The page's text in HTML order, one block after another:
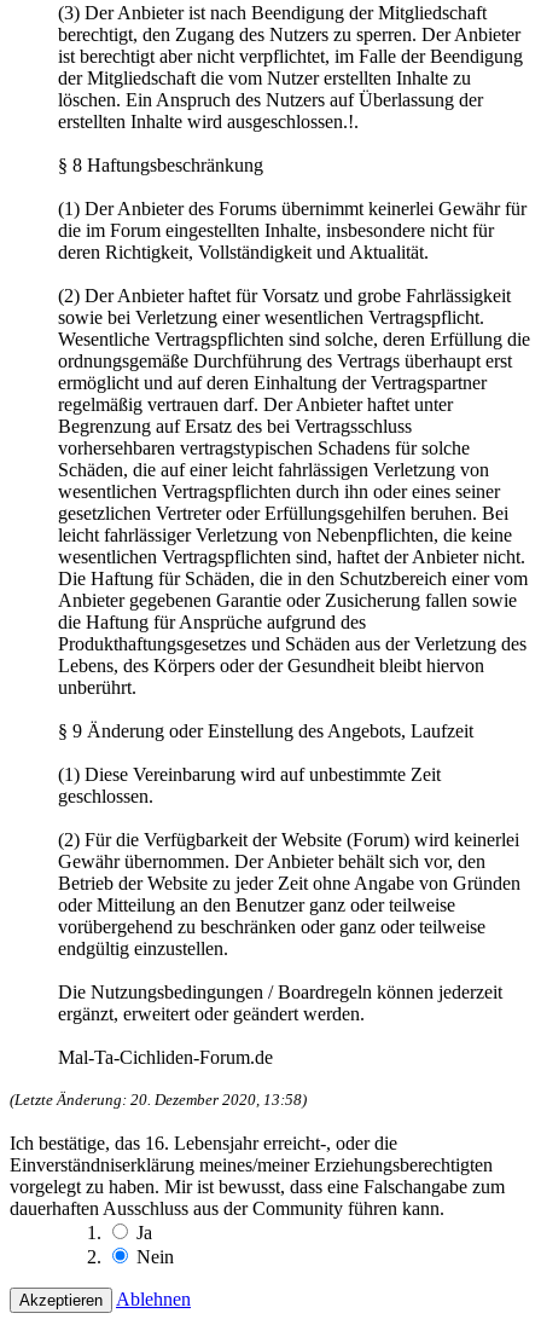
(3) Der Anbieter ist nach Beendigung der Mitgliedschaft
berechtigt, den Zugang des Nutzers zu sperren. Der Anbieter
ist berechtigt aber nicht verpflichtet, im Falle der Beendigung
der Mitgliedschaft die vom Nutzer erstellten Inhalte zu
löschen. Ein Anspruch des Nutzers auf Überlassung der
erstellten Inhalte wird ausgeschlossen.!.
§ 8 Haftungsbeschränkung
(1) Der Anbieter des Forums übernimmt keinerlei Gewähr für
die im Forum eingestellten Inhalte, insbesondere nicht für
deren Richtigkeit, Vollständigkeit und Aktualität.
(2) Der Anbieter haftet für Vorsatz und grobe Fahrlässigkeit
sowie bei Verletzung einer wesentlichen Vertragspflicht.
Wesentliche Vertragspflichten sind solche, deren Erfüllung die
ordnungsgemäße Durchführung des Vertrags überhaupt erst
ermöglicht und auf deren Einhaltung der Vertragspartner
regelmäßig vertrauen darf. Der Anbieter haftet unter
Begrenzung auf Ersatz des bei Vertragsschluss
vorhersehbaren vertragstypischen Schadens für solche
Schäden, die auf einer leicht fahrlässigen Verletzung von
wesentlichen Vertragspflichten durch ihn oder eines seiner
gesetzlichen Vertreter oder Erfüllungsgehilfen beruhen. Bei
leicht fahrlässiger Verletzung von Nebenpflichten, die keine
wesentlichen Vertragspflichten sind, haftet der Anbieter nicht.
Die Haftung für Schäden, die in den Schutzbereich einer vom
Anbieter gegebenen Garantie oder Zusicherung fallen sowie
die Haftung für Ansprüche aufgrund des
Produkthaftungsgesetzes und Schäden aus der Verletzung des
Lebens, des Körpers oder der Gesundheit bleibt hiervon
unberührt.
§ 9 Änderung oder Einstellung des Angebots, Laufzeit
(1) Diese Vereinbarung wird auf unbestimmte Zeit
geschlossen.
(2) Für die Verfügbarkeit der Website (Forum) wird keinerlei
Gewähr übernommen. Der Anbieter behält sich vor, den
Betrieb der Website zu jeder Zeit ohne Angabe von Gründen
oder Mitteilung an den Benutzer ganz oder teilweise
vorübergehend zu beschränken oder ganz oder teilweise
endgültig einzustellen.
Die Nutzungsbedingungen / Boardregeln können jederzeit
ergänzt, erweitert oder geändert werden.
Mal-Ta-Cichliden-Forum.de
(Letzte Änderung: 20. Dezember 2020, 13:58)
Ich bestätige, das 16. Lebensjahr erreicht-, oder die
Einverständniserklärung meines/meiner Erziehungsberechtigten
vorgelegt zu haben. Mir ist bewusst, dass eine Falschangabe zum
dauerhaften Ausschluss aus der Community führen kann.
Ja
Nein
Ablehnen